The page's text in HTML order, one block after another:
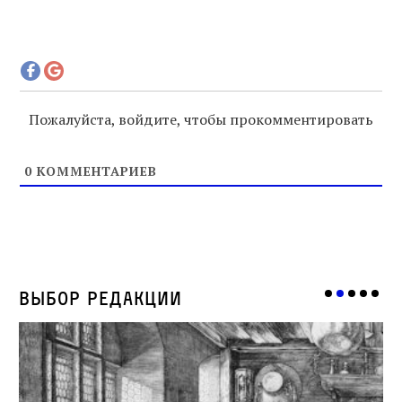
Пожалуйста, войдите, чтобы прокомментировать
0 КОММЕНТАРИЕВ
Выбор редакции